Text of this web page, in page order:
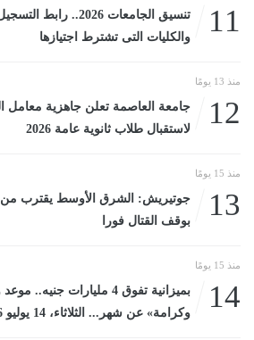
11
تنسيق الجامعات 2026..
والكليات التى تشترط اجتيازها
منذ 13 يومًا
12
جامعة العاصمة تعلن جاهزية معامل
لاستقبال طلاب ثانوية عامة 2026
منذ 15 يومًا
13
جوتيريش: الشرق الأوسط يقترب من
بوقف القتال فورا
منذ 15 يومًا
14
بميزانية تفوق 4 مليارات
وكرامة» عن شهر... الثلاثاء، 14 يوليو 2026 10:46 صـ